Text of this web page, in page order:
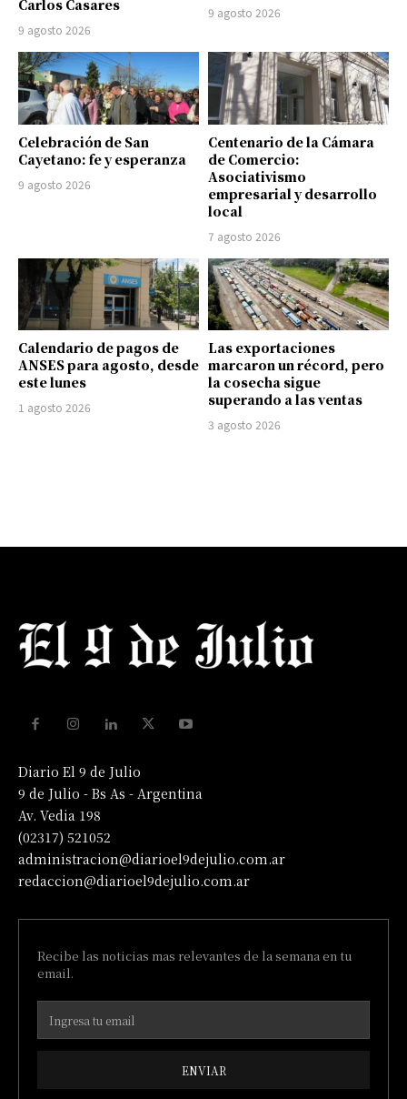
Carlos Casares
9 agosto 2026
9 agosto 2026
Celebración de San
Cayetano: fe y esperanza
9 agosto 2026
Centenario de la Cámara
de Comercio:
Asociativismo
empresarial y desarrollo
local
7 agosto 2026
Calendario de pagos de
ANSES para agosto, desde
este lunes
1 agosto 2026
Las exportaciones
marcaron un récord, pero
la cosecha sigue
superando a las ventas
3 agosto 2026
Diario El 9 de Julio
9 de Julio - Bs As - Argentina
Av. Vedia 198
(02317) 521052
administracion@diarioel9dejulio.com.ar
redaccion@diarioel9dejulio.com.ar
Recibe las noticias mas relevantes de la semana en tu
email.
ENVIAR